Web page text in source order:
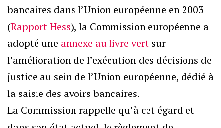
bancaires dans l’Union européenne en 2003
(Rapport Hess), la Commission européenne a
adopté une annexe au livre vert sur
l’amélioration de l’exécution des décisions de
justice au sein de l’Union européenne, dédié à
la saisie des avoirs bancaires.
La Commission rappelle qu’à cet égard et